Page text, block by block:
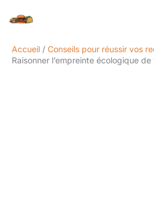
Accueil
Conseils pour réussir vos
Raisonner l’empreinte écologique